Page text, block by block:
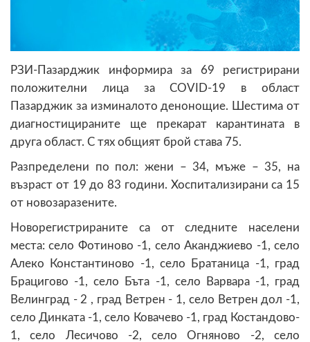
РЗИ-Пазарджик информира за 69 регистрирани
положителни лица за COVID-19 в област
Пазарджик за изминалото денонощие. Шестима от
диагностицираните ще прекарат карантината в
друга област. С тях общият брой става 75.
Разпределени по пол: жени – 34, мъже – 35, на
възраст от 19 до 83 години. Хоспитализирани са 15
от новозаразените.
Новорегистрираните са от следните населени
места: село Фотиново -1, село Аканджиево -1, село
Алеко Константиново -1, село Братаница -1, град
Брацигово -1, село Бъта -1, село Варвара -1, град
Велинград - 2 , град Ветрен - 1, село Ветрен дол -1,
село Динката -1, село Ковачево -1, град Костандово-
1, село Лесичово -2, село Огняново -2, село